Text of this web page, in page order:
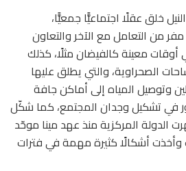
خلق عقلًا اجتماعيًّا جمعيًّا،
من التعامل مع الآخر والتعاون
معينة كالفيضان مثلًا، كذلك
الصحراوية، والتي يطلق عليها
وتوصيل المياه إلى أماكن جافة
في تشكيل وجدان المجتمع، كما شكّل
الدولة المركزية منذ عهد مينا موحّد
وأخذت أشكالًا كثيرة مهمة في فترات